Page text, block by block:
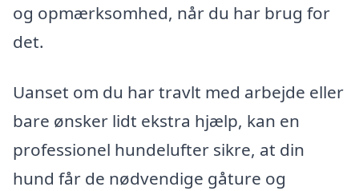
og opmærksomhed, når du har brug for
det.
Uanset om du har travlt med arbejde eller
bare ønsker lidt ekstra hjælp, kan en
professionel hundelufter sikre, at din
hund får de nødvendige gåture og